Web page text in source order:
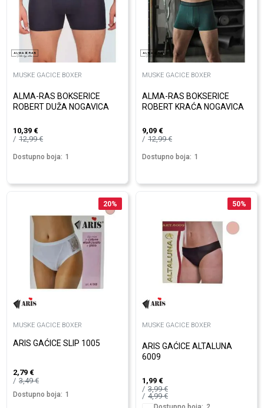
MUSKE GACICE BOXER
ALMA-RAS BOKSERICE
ROBERT DUŽA NOGAVICA
10,39 €
12,99€
Dostupno boja: 1
MUSKE GACICE BOXER
ALMA-RAS BOKSERICE
ROBERT KRAĆA NOGAVICA
9,09 €
12,99€
Dostupno boja: 1
20%
MUSKE GACICE BOXER
ARIS GAĆICE SLIP 1005
2,79 €
3,49€
Dostupno boja: 1
50%
MUSKE GACICE BOXER
ARIS GAĆICE ALTALUNA
6009
1,99 €
3,99€
4,99€